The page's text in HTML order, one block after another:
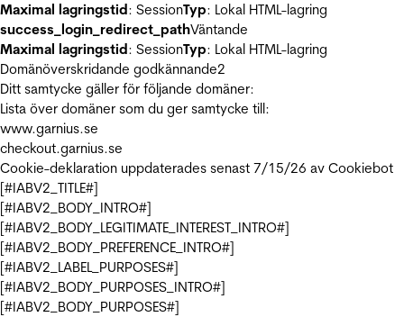
Maximal lagringstid: SessionTyp: Lokal HTML-lagring
success_login_redirect_pathVäntande
Maximal lagringstid: SessionTyp: Lokal HTML-lagring
Domänöverskridande godkännande2
Ditt samtycke gäller för följande domäner:
Lista över domäner som du ger samtycke till:
www.garnius.se
checkout.garnius.se
Cookie-deklaration uppdaterades senast 7/15/26 av Cookiebot
[#IABV2_TITLE#]
[#IABV2_BODY_INTRO#]
[#IABV2_BODY_LEGITIMATE_INTEREST_INTRO#]
[#IABV2_BODY_PREFERENCE_INTRO#]
[#IABV2_LABEL_PURPOSES#]
[#IABV2_BODY_PURPOSES_INTRO#]
[#IABV2_BODY_PURPOSES#]